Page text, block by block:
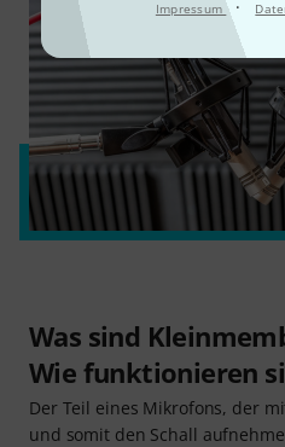
Impressum ·
Was sind
Wie funktionieren
Der Teil eines Mikrofons, der
und somit den Schall